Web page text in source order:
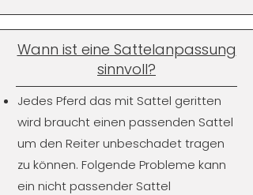
Wann ist eine Sattelanpassung
sinnvoll?
Jedes Pferd das mit Sattel geritten
wird braucht einen passenden Sattel
um den Reiter unbeschadet tragen
zu können. Folgende Probleme kann
ein nicht passender Sattel